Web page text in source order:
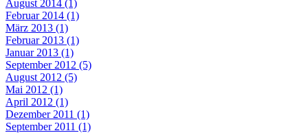
August 2014 (1)
Februar 2014 (1)
März 2013 (1)
Februar 2013 (1)
Januar 2013 (1)
September 2012 (5)
August 2012 (5)
Mai 2012 (1)
April 2012 (1)
Dezember 2011 (1)
September 2011 (1)